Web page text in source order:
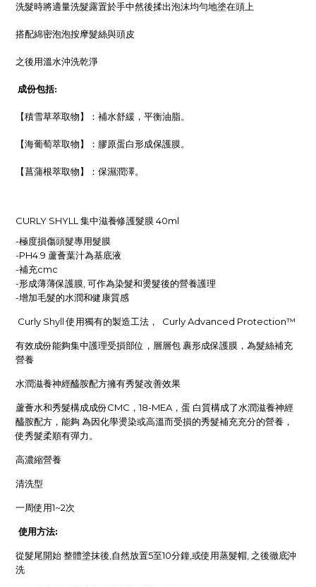
洗髮時將適量洗髮露置於手中然後揉出泡沫均勻地塗在頭上
搭配綿密泡泡按摩髮絲與頭皮
之後用溫水沖洗乾淨
成份包括:
【積雪草萃取物】：補水舒緩，平衡油脂。
【海葡萄萃取物】：膠原蛋白形成保護膜。
【菖蒲根萃取物】：保濕潤澤。
CURLY SHYLL 集中滋養修護髮膜 40ml
-極度損傷頭髮專用髮膜
-PH4.9 蘆薈葉汁為基底液
-補充cmc
-形成薄薄保護膜,可作為染髮和燙髮後的營養護理
-增加毛髮的水潤和健康質感
Curly Shyll使用獨有的製造工法， Curly Advanced Protection™
有效成份能夠集中護理受損部位，層層包 裹形成保護膜，為髮絲補充
營養
水潤滋養神經醯胺配方擁有秀髮改善效果
蘆薈水和秀髮構成成份CMC ，18-MEA，蛋 白質構成了水潤滋養神經
醯胺配方，能夠 為因化學燙染或高溫而受損的秀髮補充充分的營養，
使秀髮柔順有彈力。
高濃縮營養
清洗型
一周使用1~2次
使用方法:
從髮尾開始 整體塗抹後,自然放置5至10分鐘,或使用蒸髮帽, 之後徹底沖
洗